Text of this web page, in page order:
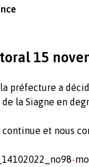
15
préfecture a
la Siagne en
et nous
-